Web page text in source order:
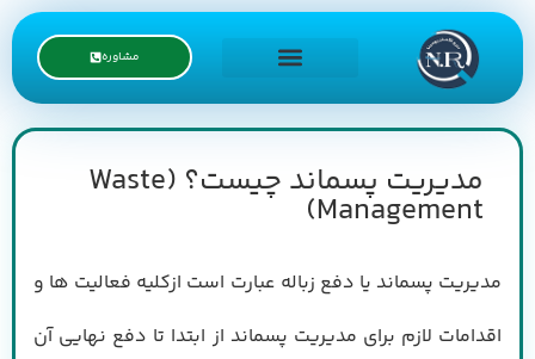
مشاوره
مدیریت پسماند چیست؟ (Waste
Management)
مدیریت پسماند یا دفع زباله عبارت است ازکلیه فعالیت ها و
اقدامات لازم برای مدیریت پسماند از ابتدا تا دفع نهایی آن